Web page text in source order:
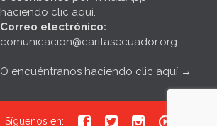
haciendo clic aquí.
Correo electrónico:
comunicacion@caritasecuador.org
-
O encuéntranos haciendo clic aquí →
Síguenos en:    